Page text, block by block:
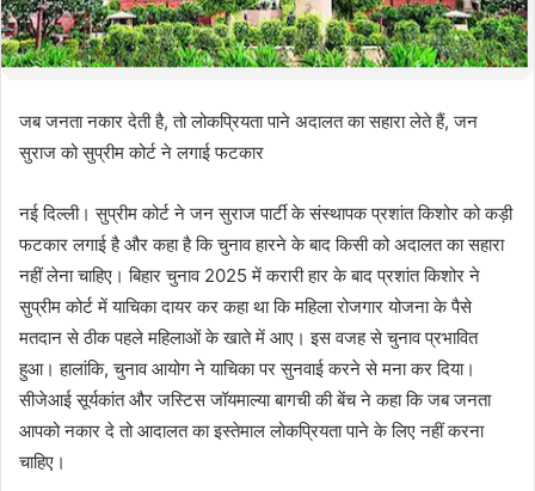
जब जनता नकार देती है, तो लोकप्रियता पाने अदालत का सहारा लेते हैं, जन
सुराज को सुप्रीम कोर्ट ने लगाई फटकार
नई दिल्ली। सुप्रीम कोर्ट ने जन सुराज पार्टी के संस्थापक प्रशांत किशोर को कड़ी
फटकार लगाई है और कहा है कि चुनाव हारने के बाद किसी को अदालत का सहारा
नहीं लेना चाहिए। बिहार चुनाव 2025 में करारी हार के बाद प्रशांत किशोर ने
सुप्रीम कोर्ट में याचिका दायर कर कहा था कि महिला रोजगार योजना के पैसे
मतदान से ठीक पहले महिलाओं के खाते में आए। इस वजह से चुनाव प्रभावित
हुआ। हालांकि, चुनाव आयोग ने याचिका पर सुनवाई करने से मना कर दिया।
सीजेआई सूर्यकांत और जस्टिस जॉयमाल्या बागची की बेंच ने कहा कि जब जनता
आपको नकार दे तो आदालत का इस्तेमाल लोकप्रियता पाने के लिए नहीं करना
चाहिए।